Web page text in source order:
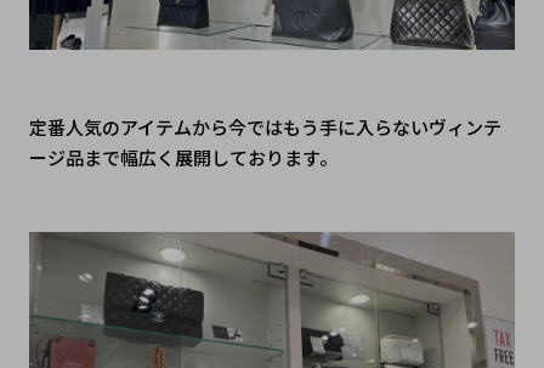
定番人気のアイテムから今ではもう手に入らないヴィンテ
ージ品まで幅広く展開しております。